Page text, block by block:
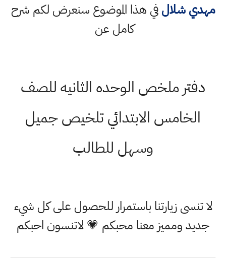
مهدي شلالفي هذا الموضوع سنعرض لكم شرح
كامل عن
دفتر ملخص الوحده الثانيه للصف
الخامس الابتدائي تلخيص جميل
وسهل للطالب
لا تنسى زيارتنا باستمرار للحصول على كل شيء
جديد ومميز معنا محبكم 💗 لاتنسون احبكم